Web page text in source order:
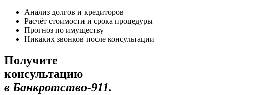
Анализ долгов и кредиторов
Расчёт стоимости и срока процедуры
Прогноз по имуществу
Никаких звонков после консультации
Получите
консультацию
в Банкротство-911.